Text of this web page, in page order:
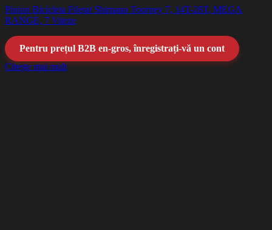
Pinion Bicicleta Filetat Shimano Tourney 7, 14T-28T, MEGA
RANGE, 7 Viteze
Pentru prețul B2B en-gros, înregistrați-vă un cont
Citește mai mult